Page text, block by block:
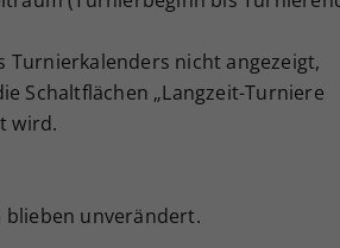
Turnierkalenders nicht angezeigt,
Schaltflächen „Langzeit-Turniere
wird.
blieben unverändert.